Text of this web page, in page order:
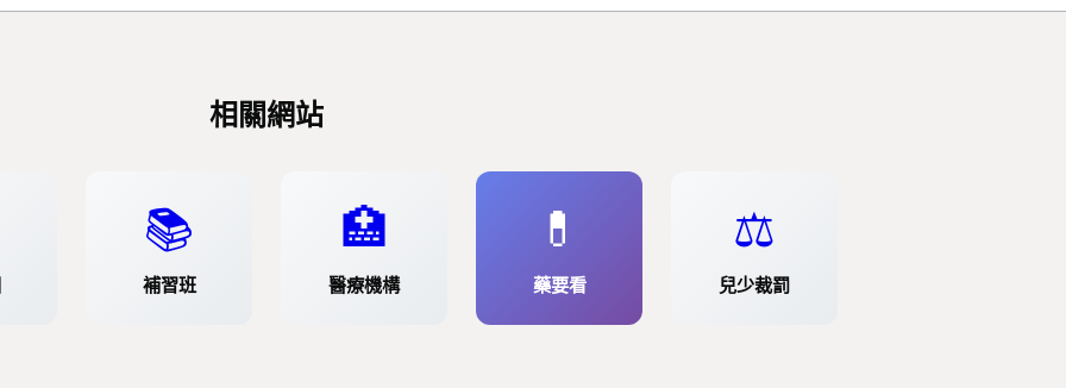
相關網站
📚
補習班
🏥
醫療機構
💊
藥要看
⚖️
兒少裁罰